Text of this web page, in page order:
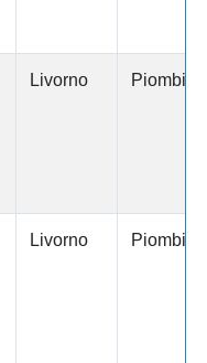
Livorno Piombino
Livorno Piombino